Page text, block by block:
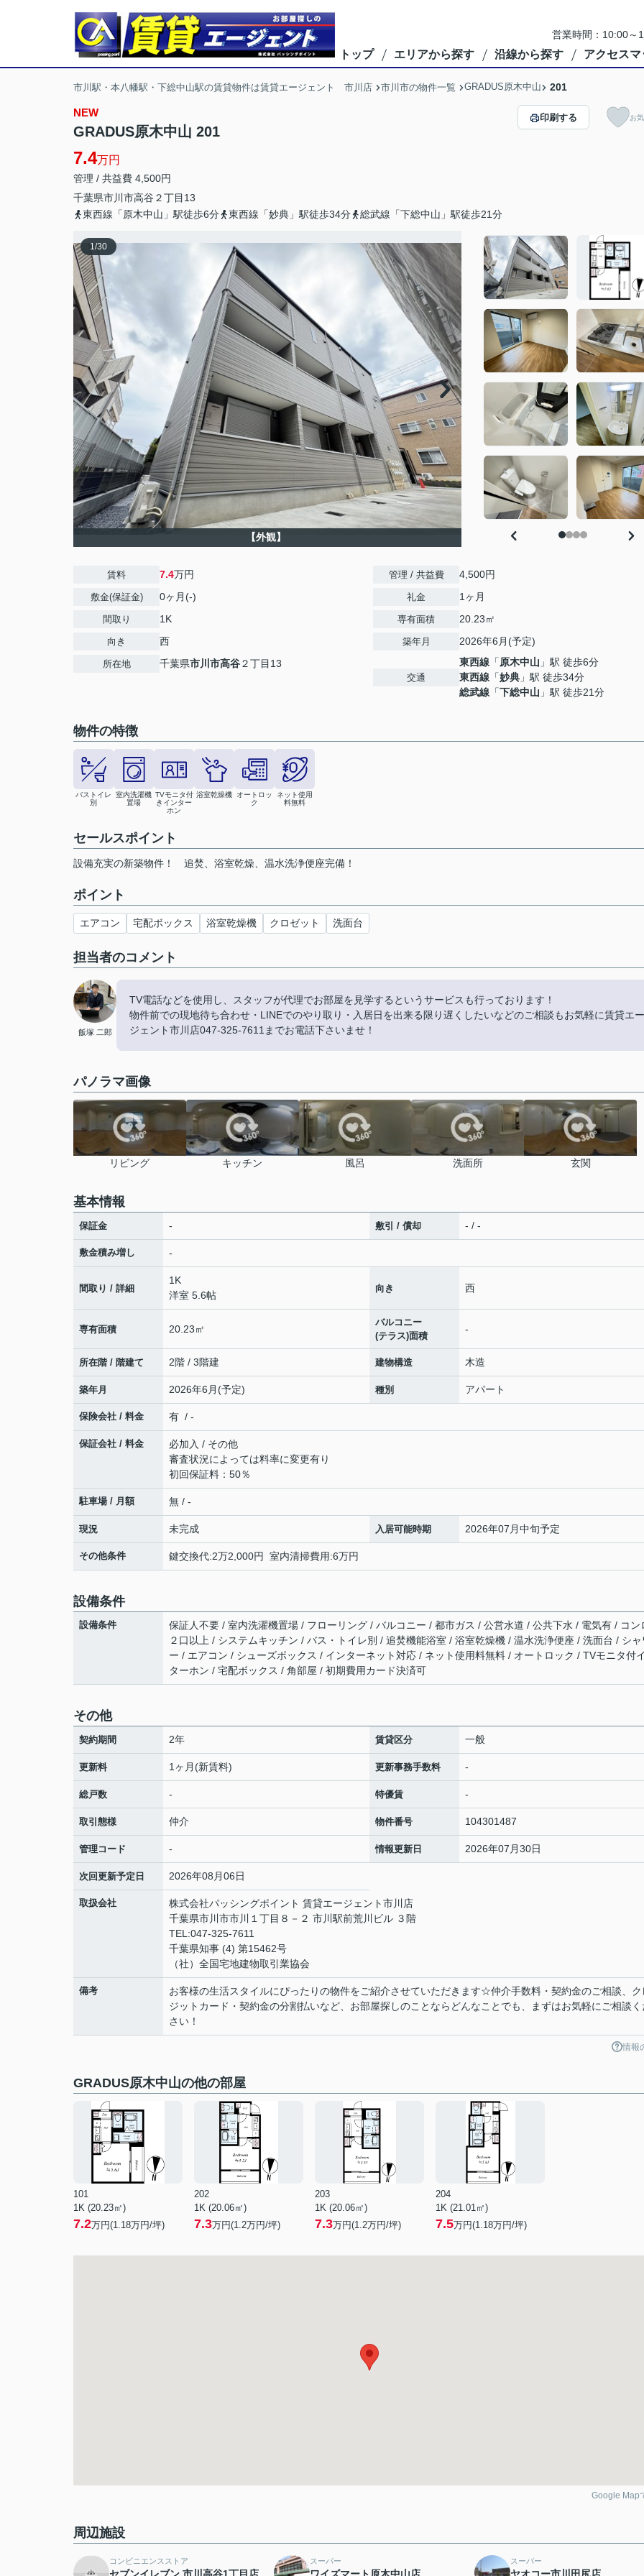
営業時間：10:00～
トップ エリアから探す 沿線から探す アクセスマ
市川駅・本八幡駅・下総中山駅の賃貸物件は賃貸エージェント 市川店 市川市の物件一覧 GRADUS原木中山 201
NEW
GRADUS原木中山 201
7.4万円
管理 / 共益費 4,500円
千葉県市川市高谷 ２丁目13
東西線「原木中山」駅徒歩6分
東西線「妙典」駅徒歩34分 総武線「下総中山」駅徒歩21分
印刷する お
1/30
【外観】
賃料 7.4万円
敷金(保証金) 0ヶ月(-)
間取り 1K
向き 西
所在地 千葉県市川市高谷２丁目13
管理 / 共益費 4,500円
礼金 1ヶ月
専有面積 20.23㎡
築年月 2026年6月(予定)
交通
東西線 「原木中山 」駅 徒歩6分
東西線 「妙典 」駅 徒歩34分
総武線 「下総中山 」駅 徒歩21分
物件の特徴
バストイレ
別
室内洗濯機
置場
TVモニタ付
きインター
ホン
浴室乾燥機
オートロッ
ク
ネット使用
料無料
セールスポイント
設備充実の新築物件！ 追焚、浴室乾燥、温水洗浄便座完備！
ポイント
エアコン 宅配ボックス 浴室乾燥機 クロゼット 洗面台
担当者のコメント
飯塚 二郎
TV電話などを使用し、スタッフが代理でお部屋を見学するというサービスも行っております！
物件前での現地待ち合わせ・LINEでのやり取り・入居日を出来る限り遅くしたいなどのご相談もお気軽に賃貸エー
ジェント市川店047-325-7611までお電話下さいませ！
パノラマ画像
リビング キッチン 風呂 洗面所 玄関
基本情報
保証金 - 敷引 / 償却 - / -
敷金積み増し -
間取り / 詳細
1K
洋室 5.6帖
向き 西
専有面積 20.23㎡
バルコニー
(テラス)面積
-
所在階 / 階建て 2階 / 3階建 建物構造 木造
築年月 2026年6月(予定) 種別 アパート
保険会社 / 料金 有 / -
保証会社 / 料金
必加入 / その他
審査状況によっては料率に変更有り
初回保証料：50％
駐車場 / 月額 無 / -
現況 未完成 入居可能時期 2026年07月中旬予定
その他条件 鍵交換代:2万2,000円 室内清掃費用:6万円
設備条件
設備条件
保証人不要 / 室内洗濯機置場 / フローリング / バルコニー / 都市ガス / 公営水道 / 公共下水 / 電気有 / コン
２口以上 / システムキッチン / バス・トイレ別 / 追焚機能浴室 / 浴室乾燥機 / 温水洗浄便座 / 洗面台 / シャ
ー / エアコン / シューズボックス / インターネット対応 / ネット使用料無料 / オートロック / TVモニタ付
ターホン / 宅配ボックス / 角部屋 / 初期費用カード決済可
その他
契約期間 2年 賃貸区分 一般
更新料 1ヶ月(新賃料) 更新事務手数料 -
総戸数 - 特優賃 -
取引態様 仲介 物件番号 104301487
管理コード - 情報更新日 2026年07月30日
次回更新予定日 2026年08月06日
取扱会社
株式会社パッシングポイント 賃貸エージェント市川店
千葉県市川市市川１丁目８－２ 市川駅前荒川ビル ３階
TEL:047-325-7611
千葉県知事 (4) 第15462号
（社）全国宅地建物取引業協会
備考
お客様の生活スタイルにぴったりの物件をご紹介させていただきます☆仲介手数料・契約金のご相談、ク
ジットカード・契約金の分割払いなど、お部屋探しのことならどんなことでも、まずはお気軽にご相談く
さい！
情報
GRADUS原木中山の他の部屋
101
1K (20.23㎡)
7.2万円(1.18万円/坪)
202
1K (20.06㎡)
7.3万円(1.2万円/坪)
203
1K (20.06㎡)
7.3万円(1.2万円/坪)
204
1K (21.01㎡)
7.5万円(1.18万円/坪)
Google Map
周辺施設
コンビニエンスストア スーパー スーパー